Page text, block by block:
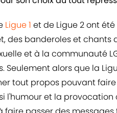
​Ligue 1 et de Ligue 2 ont
des banderoles et chants
et à la communauté
alors que la
tout propos pouvant
l'humour et la